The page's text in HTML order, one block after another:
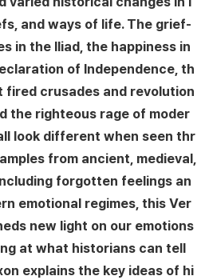
and ways of life. The grief-
in the Iliad, the happiness in
of Independence, th
fired crusades and revolution
the righteous rage of moder
look different when seen thr
from ancient, medieval,
forgotten feelings an
emotional regimes, this Ver
new light on our emotions
at what historians can tell
explains the key ideas of hi